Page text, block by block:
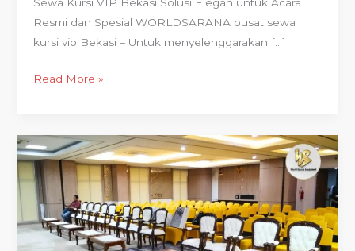
Resmi dan Spesial WORLDSARANA pusat sewa
kursi vip Bekasi – Untuk menyelenggarakan […]
Read More »
sewa
kursi
vip
kayu
jakarta
DESAIN